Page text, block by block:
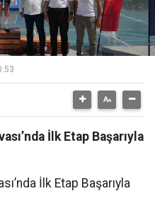
İlk Etap Başarıyla
İlk Etap Başarıyla